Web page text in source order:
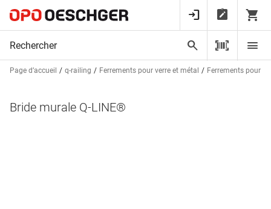
Page d’accueil q-railing Ferrements pour verre et métal Ferrements pour
Bride murale Q-LINE®